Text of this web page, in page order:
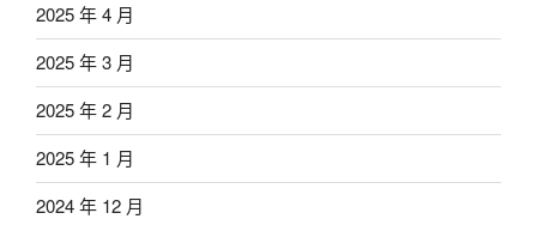
2025 年 4 月
2025 年 3 月
2025 年 2 月
2025 年 1 月
2024 年 12 月